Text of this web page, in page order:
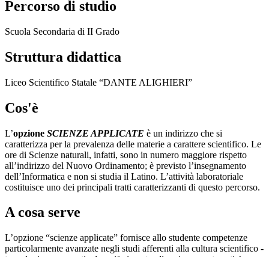
Percorso di studio
Scuola Secondaria di II Grado
Struttura didattica
Liceo Scientifico Statale “DANTE ALIGHIERI”
Cos'è
L’opzione SCIENZE APPLICATE è un indirizzo che si
caratterizza per la prevalenza delle materie a carattere scientifico. Le
ore di Scienze naturali, infatti, sono in numero maggiore rispetto
all’indirizzo del Nuovo Ordinamento; è previsto l’insegnamento
dell’Informatica e non si studia il Latino. L’attività laboratoriale
costituisce uno dei principali tratti caratterizzanti di questo percorso.
A cosa serve
L’opzione “scienze applicate” fornisce allo studente competenze
particolarmente avanzate negli studi afferenti alla cultura scientifico -